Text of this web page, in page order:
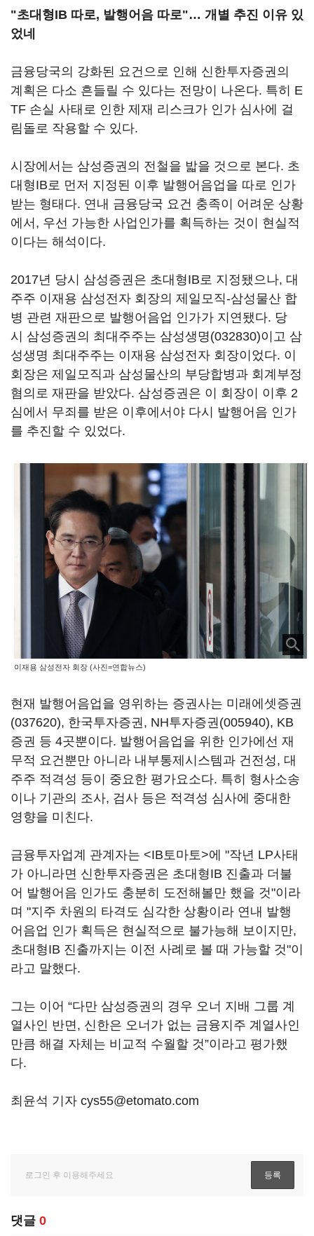
"초대형IB 따로, 발행어음 따로"… 개별 추진 이유 있
었네
금융당국의 강화된 요건으로 인해 신한투자증권의
계획은 다소 흔들릴 수 있다는 전망이 나온다. 특히 E
TF 손실 사태로 인한 제재 리스크가 인가 심사에 걸
림돌로 작용할 수 있다.
시장에서는 삼성증권의 전철을 밟을 것으로 본다. 초
대형IB로 먼저 지정된 이후 발행어음업을 따로 인가
받는 형태다. 연내 금융당국 요건 충족이 어려운 상황
에서, 우선 가능한 사업인가를 획득하는 것이 현실적
이다는 해석이다.
2017년 당시 삼성증권은 초대형IB로 지정됐으나, 대
주주 이재용 삼성전자 회장의 제일모직-삼성물산 합
병 관련 재판으로 발행어음업 인가가 지연됐다. 당
시 삼성증권의 최대주주는 삼성생명(032830)이고 삼
성생명 최대주주는 이재용 삼성전자 회장이었다. 이
회장은 제일모직과 삼성물산의 부당합병과 회계부정
혐의로 재판을 받았다. 삼성증권은 이 회장이 이후 2
심에서 무죄를 받은 이후에서야 다시 발행어음 인가
를 추진할 수 있었다.
이재용 삼성전자 회장 (사진=연합뉴스)
현재 발행어음업을 영위하는 증권사는 미래에셋증권
(037620), 한국투자증권, NH투자증권(005940), KB
증권 등 4곳뿐이다. 발행어음업을 위한 인가에선 재
무적 요건뿐만 아니라 내부통제시스템과 건전성, 대
주주 적격성 등이 중요한 평가요소다. 특히 형사소송
이나 기관의 조사, 검사 등은 적격성 심사에 중대한
영향을 미친다.
금융투자업계 관계자는 <IB토마토>에 "작년 LP사태
가 아니라면 신한투자증권은 초대형IB 진출과 더불
어 발행어음 인가도 충분히 도전해볼만 했을 것"이라
며 "지주 차원의 타격도 심각한 상황이라 연내 발행
어음업 인가 획득은 현실적으로 불가능해 보이지만,
초대형IB 진출까지는 이전 사례로 볼 때 가능할 것"이
라고 말했다.
그는 이어 “다만 삼성증권의 경우 오너 지배 그룹 계
열사인 반면, 신한은 오너가 없는 금융지주 계열사인
만큼 해결 자체는 비교적 수월할 것”이라고 평가했
다.
최윤석 기자 cys55@etomato.com
댓글 0